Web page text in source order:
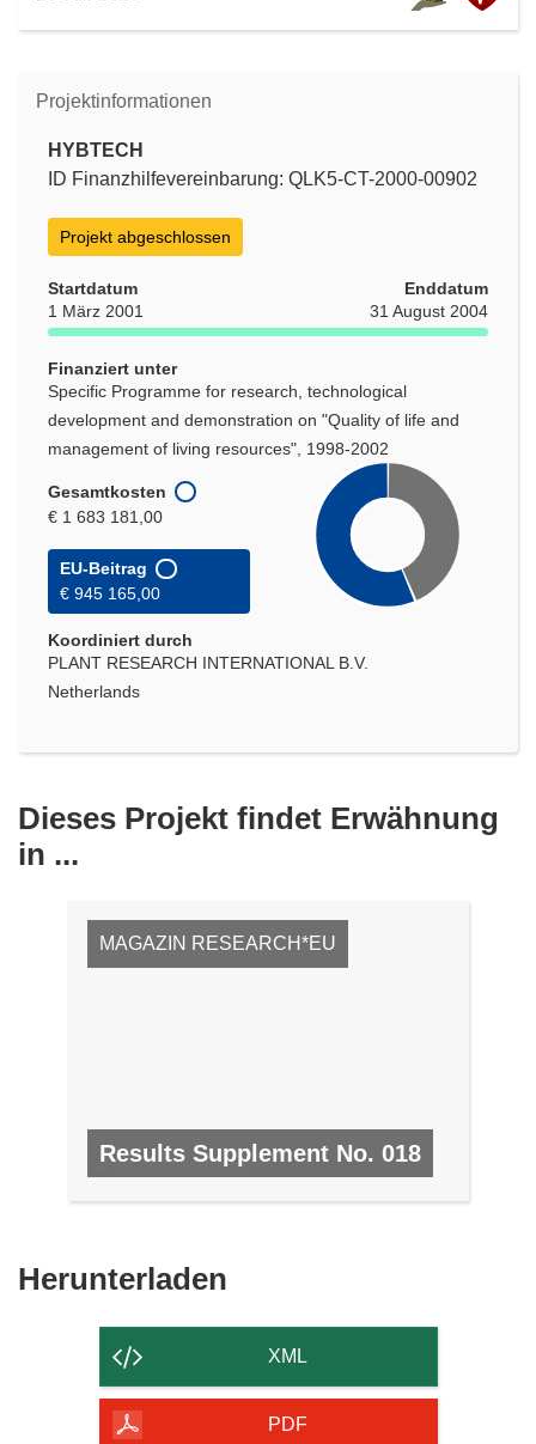
Projektinformationen
HYBTECH
ID Finanzhilfevereinbarung: QLK5-CT-2000-00902
Projekt abgeschlossen
Startdatum
1 März 2001
Enddatum
31 August 2004
Finanziert unter
Specific Programme for research, technological
development and demonstration on "Quality of life and
management of living resources", 1998-2002
Gesamtkosten
€ 1 683 181,00
EU-Beitrag
€ 945 165,00
Koordiniert durch
PLANT RESEARCH INTERNATIONAL B.V.
Netherlands
Dieses Projekt findet Erwähnung
in ...
MAGAZIN RESEARCH*EU
Results Supplement No. 018
NR. 18, OKTOBER 2009
Herunterladen
der
Seite
herunterladen
XML
PDF